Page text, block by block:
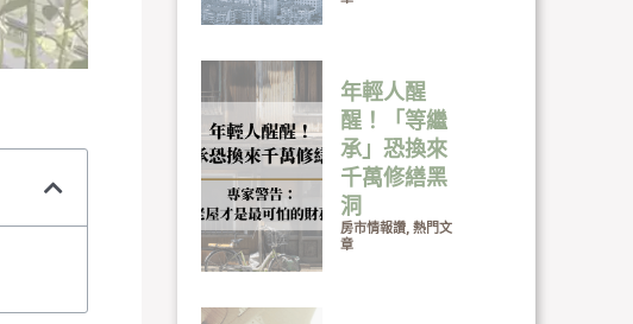
年輕人醒
醒！「等繼
承」恐換來
千萬修繕黑
洞
房市情報讚,熱門文
章